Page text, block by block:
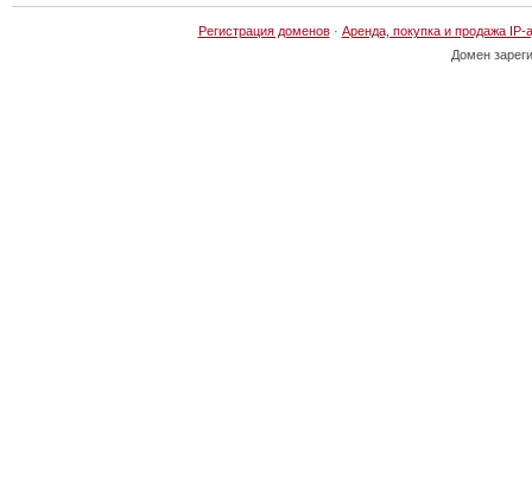
Регистрация доменов· Аренда, покупка и продажа IP-
Домен